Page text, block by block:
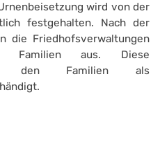
wird von der
festgehalten. Nach der
die Friedhofsverwaltungen
Familien aus. Diese
den Familien als